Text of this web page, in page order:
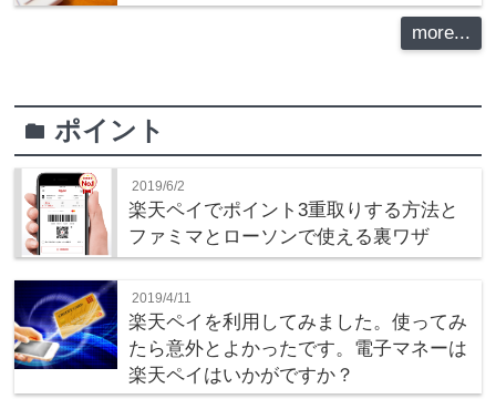
more...
folderポイント
2019/6/2
楽天ペイでポイント3重取りする方法と
ファミマとローソンで使える裏ワザ
2019/4/11
楽天ペイを利用してみました。使ってみ
たら意外とよかったです。電子マネーは
楽天ペイはいかがですか？